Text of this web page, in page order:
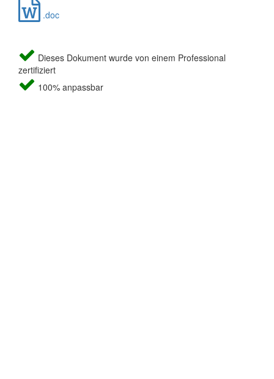
.doc
Dieses Dokument wurde von einem Professional
zertifiziert
100% anpassbar